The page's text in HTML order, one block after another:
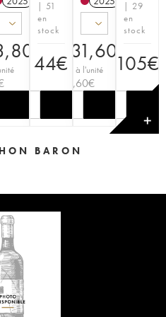
€
| 51
en
stock
44€
231,60€
Prix à l'unité
38,60€
| 29
en
stock
105€
✕
BARON